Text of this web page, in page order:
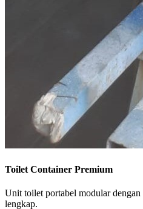
Toilet Container Premium
Unit toilet portabel modular dengan
lengkap.